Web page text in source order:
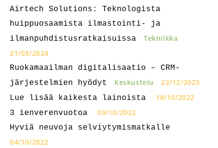
Airtech Solutions: Teknologista
huippuosaamista ilmastointi- ja
ilmanpuhdistusratkaisuissa
Tekniikka
21/03/2024
Ruokamaailman digitalisaatio – CRM-
järjestelmien hyödyt
Keskustelu 22/12/2023
Lue lisää kaikesta lainoista 18/10/2022
3 ienverenvuotoa 09/10/2022
Hyviä neuvoja selviytymismatkalle
04/10/2022